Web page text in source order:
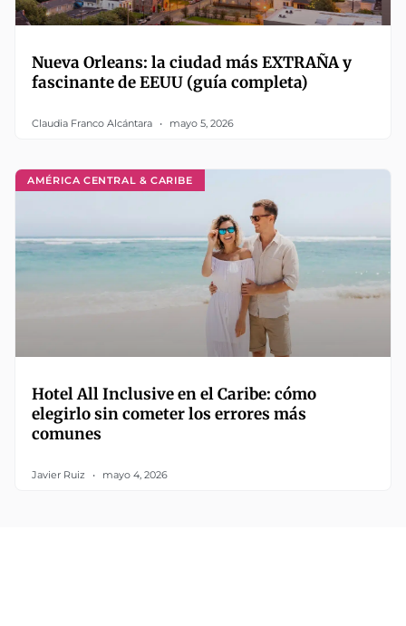
Nueva Orleans: la ciudad más EXTRAÑA y
fascinante de EEUU (guía completa)
Claudia Franco Alcántara mayo 5, 2026
AMÉRICA CENTRAL & CARIBE
Hotel All Inclusive en el Caribe: cómo
elegirlo sin cometer los errores más
comunes
Javier Ruiz mayo 4, 2026